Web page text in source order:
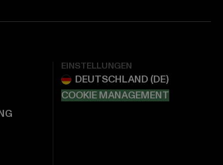
EINSTELLUNGEN
COOKIE MANAGEMENT